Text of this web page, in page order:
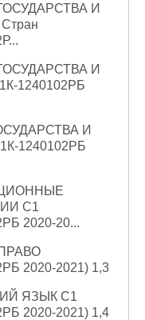
И
И
1240102РБ
И
1240102РБ
С1
2020-20...
2020-2021) 1,3
ЯЗЫК С1
2020-2021) 1,4